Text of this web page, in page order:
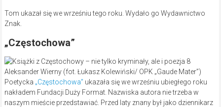
Tom ukazał się we wrześniu tego roku. Wydało go Wydawnictwo
Znak.
„Częstochowa”
Aleksander Wierny (fot. Łukasz Kolewiński/ OPK „Gaude Mater”)
Poetycka „Częstochowa” ukazała się we wrześniu ubiegłego roku
nakładem Fundacji Duży Format. Nazwiska autora nie trzeba w
naszym mieście przedstawiać. Przed laty znany był jako dziennikarz